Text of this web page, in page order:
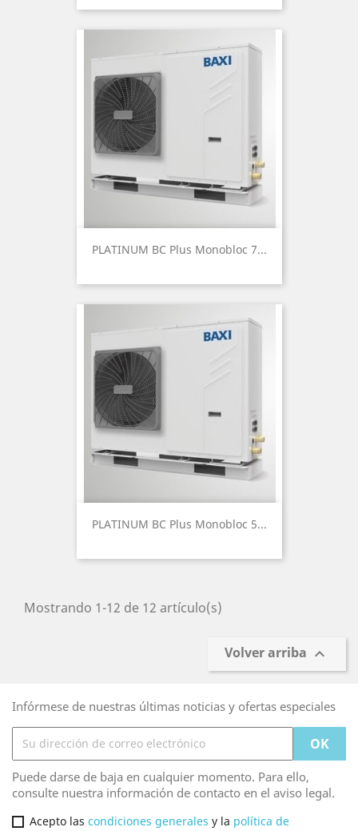
PLATINUM BC Plus Monobloc 7...
PLATINUM BC Plus Monobloc 5...
Mostrando 1-12 de 12 artículo(s)
Volver arriba 
Infórmese de nuestras últimas noticias y ofertas especiales
Puede darse de baja en cualquier momento. Para ello,
consulte nuestra información de contacto en el aviso legal.
Acepto las condiciones generales y la política de